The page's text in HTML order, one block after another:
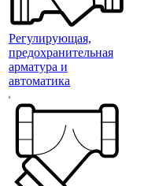
Регулирующая,
предохранительная
арматура и
автоматика